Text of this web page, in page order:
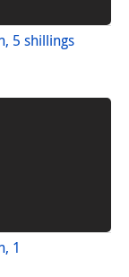
5 shillings
1